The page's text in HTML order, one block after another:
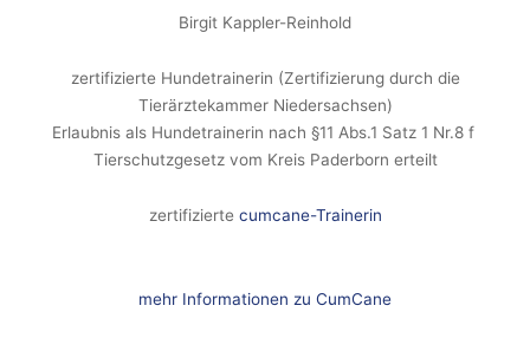
Birgit Kappler-Reinhold
zertifizierte Hundetrainerin (Zertifizierung durch die
Tierärztekammer Niedersachsen)
Erlaubnis als Hundetrainerin nach §11 Abs.1 Satz 1 Nr.8 f
Tierschutzgesetz vom Kreis Paderborn erteilt
zertifizierte cumcane-Trainerin
mehr Informationen zu CumCane